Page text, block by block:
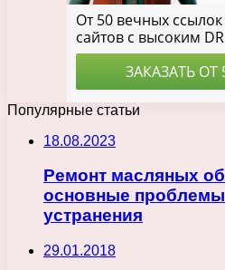
Популярные статьи
18.08.2023
Ремонт масляных
основные
устранения
29.01.2018